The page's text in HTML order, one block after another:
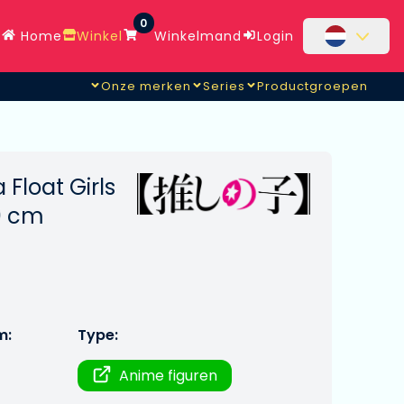
Home Winkel
0
Winkelmand Login
Onze merken Series Productgroepen
Float Girls
cm
Type:
Anime figuren